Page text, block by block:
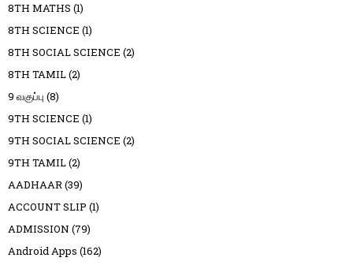
8TH MATHS (1)
8TH SCIENCE (1)
8TH SOCIAL SCIENCE (2)
8TH TAMIL(2)
9 வகுப்பு (8)
9TH SCIENCE (1)
9TH SOCIAL SCIENCE (2)
9TH TAMIL(2)
AADHAAR(39)
ACCOUNT SLIP (1)
ADMISSION (79)
Android Apps (162)